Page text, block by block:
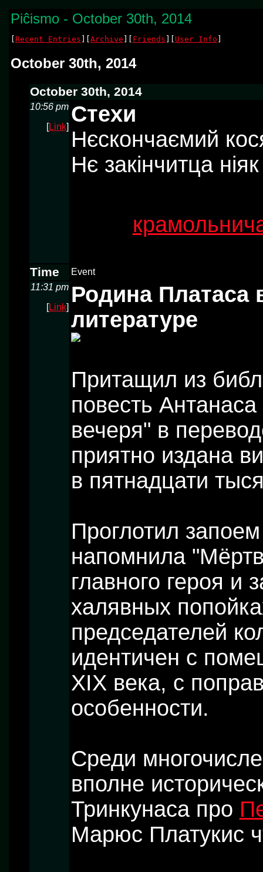
Piĉismo - October 30th, 2014
[Recent Entries ][Archive ][ Friends ][ User Info ]
October 30th, 2014
October 30th, 2014
10:56 pm
Link]
Стехи
Нєскончаємий
Нє закiнчитца нiяк
Time
Event
11:31 pm
Link]
Родина Платаса
литературе
Притащил из
повесть
вечеря" в
приятно издана
в пятнадцати
Проглотил
напомнила
главного героя и
халявных
председателей
идентичен с
XIX века, с
особенности.
Среди
вполне
Тринкунаса про
Марюс Платукис